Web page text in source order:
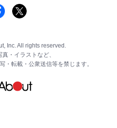
Inc. All rights reserved.
・イラストなど、
・転載・公衆送信等を禁じます。